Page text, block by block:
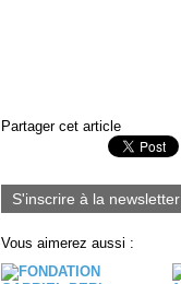
Partager cet article
S'inscrire à la newsletter
Vous aimerez aussi :